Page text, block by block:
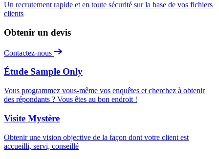
Un recrutement rapide et en toute sécurité sur la base de vos fichiers
clients
Obtenir un devis
Contactez-nous
Étude Sample Only
Vous programmez vous-même vos enquêtes et cherchez à obtenir
des répondants ? Vous êtes au bon endroit !
Visite Mystère
Obtenir une vision objective de la façon dont votre client est
accueilli, servi, conseillé